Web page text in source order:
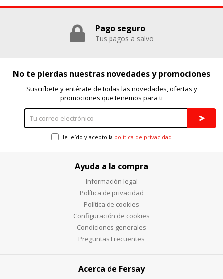
Pago seguro
Tus pagos a salvo
No te pierdas nuestras novedades y promociones
Suscríbete y entérate de todas las novedades, ofertas y
promociones que tenemos para ti
He leído y acepto la política de privacidad
Ayuda a la compra
Información legal
Política de privacidad
Política de cookies
Configuración de cookies
Condiciones generales
Preguntas Frecuentes
Acerca de Fersay